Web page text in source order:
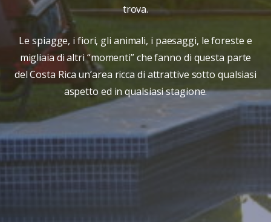
trova.
Le spiagge, i fiori, gli animali, i paesaggi, le foreste e
migliaia di altri “momenti” che fanno di questa parte
del Costa Rica un’area ricca di attrattive sotto qualsiasi
aspetto ed in qualsiasi stagione.